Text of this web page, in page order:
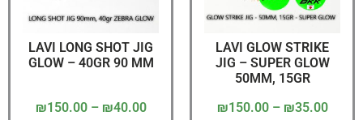
LAVI GLOW STRIKE
JIG – SUPER GLOW
50MM, 15GR
₪35.00
–
₪150.00
LAVI LONG SHOT JIG
GLOW – 40GR 90 MM
₪40.00
–
₪150.00